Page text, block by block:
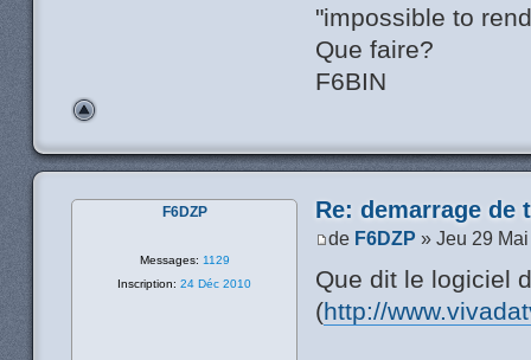
"impossible to
Que faire?
F6BIN
Re: demarrage de
de F6DZP » Jeu 29
Que dit le logiciel
(http://
F6DZP
Messages: 1129
Inscription: 24 Déc 2010